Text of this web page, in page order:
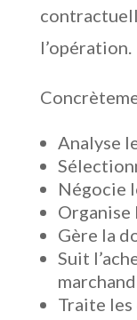
l’opération.
Analyse
Négocie
Gère la
Suit
Traite